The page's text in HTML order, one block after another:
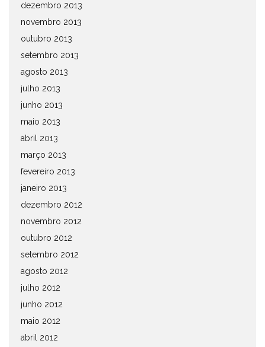
dezembro 2013
novembro 2013
outubro 2013
setembro 2013
agosto 2013
julho 2013
junho 2013
maio 2013
abril 2013
março 2013
fevereiro 2013
janeiro 2013
dezembro 2012
novembro 2012
outubro 2012
setembro 2012
agosto 2012
julho 2012
junho 2012
maio 2012
abril 2012